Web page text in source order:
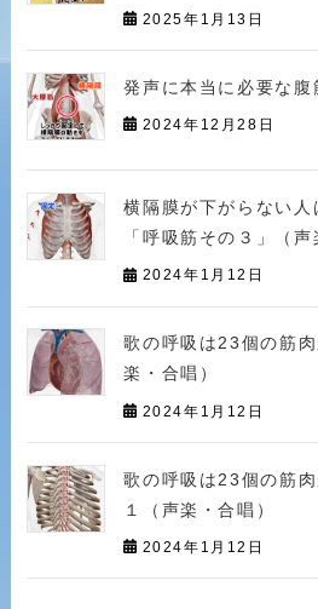
2025年1月13日
発声に本当に必要な腹
2024年12月28日
横隔膜が下がらない人
「呼吸筋その３」（声
2024年1月12日
歌の呼吸は23個の筋
楽・合唱）
2024年1月12日
歌の呼吸は23個の筋
１（声楽・合唱）
2024年1月12日